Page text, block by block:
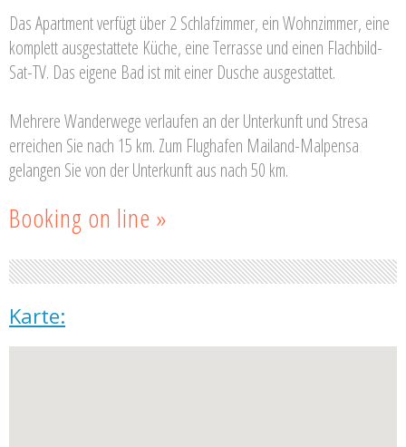
Das Apartment verfügt über 2 Schlafzimmer, ein Wohnzimmer, eine
komplett ausgestattete Küche, eine Terrasse und einen Flachbild-
Sat-TV. Das eigene Bad ist mit einer Dusche ausgestattet.
Mehrere Wanderwege verlaufen an der Unterkunft und Stresa
erreichen Sie nach 15 km. Zum Flughafen Mailand-Malpensa
gelangen Sie von der Unterkunft aus nach 50 km.
Booking on line »
Karte: